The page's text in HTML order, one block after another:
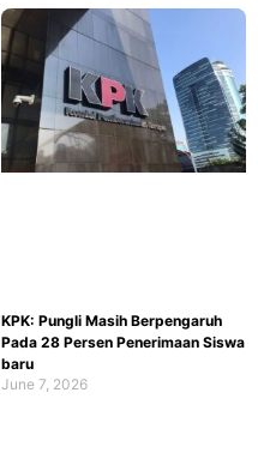
KPK: Pungli Masih Berpengaruh
Pada 28 Persen Penerimaan Siswa
baru
June 7, 2026